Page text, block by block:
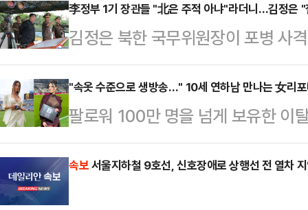
의혹이 제기돼 지명이 철회되거나
통령실 참모진 일부도 여론 악화 속
구조적 허점이 드러났다는 평가가
출범 이후 현재까지 낙마한 고위직
배우자 명의 부동산 차명 보유 및
사퇴했다. 이진숙…
李정부 1기 장관들 "北은 주적 아냐"라더니…김정은
김정은 북한 국무위원장이 포병 사
점'과 실전 같은 훈련을 강조했다.
개정과 관련해 "대한민국을 철두철
고히 간주하도록 교육교양사업을
이 옳다"고 언급하며 대남 적대 노
김 위원장이 전날 대연합부대 포병
"속옷 수준으로 생방송…" 10세 연하남 만나는 女리
팔로워 100만 명을 넘게 보유한 이
나의 과한 노출 의상이 화제의 중
에 따르면 엘레오노라 인카르도나
속보서울지하철 9호선, 신호장애로 상행선 전 열차